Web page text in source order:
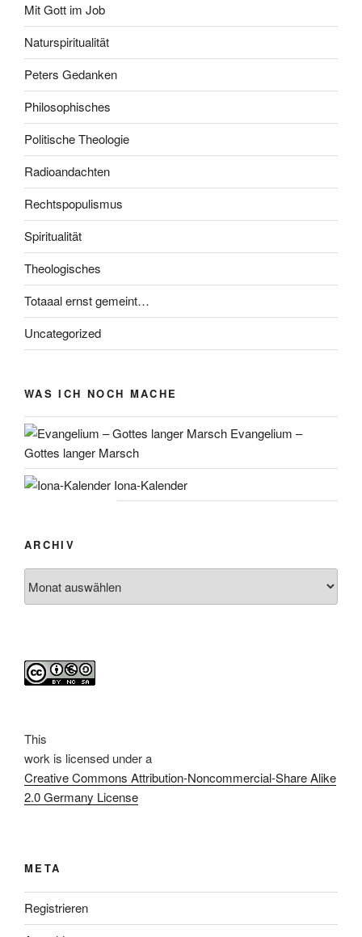
Mit Gott im Job
Naturspiritualität
Peters Gedanken
Philosophisches
Politische Theologie
Radioandachten
Rechtspopulismus
Spiritualität
Theologisches
Totaaal ernst gemeint…
Uncategorized
WAS ICH NOCH MACHE
Evangelium –
Gottes langer Marsch
Iona-Kalender
ARCHIV
This
work is licensed under a
Creative Commons Attribution-Noncommercial-Share Alike
2.0 Germany License
META
Registrieren